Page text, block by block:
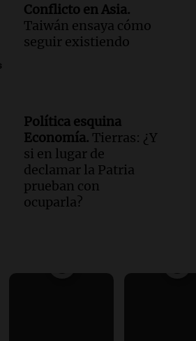
Conflicto en Asia.
Taiwán ensaya cómo
seguir existiendo
Política esquina
Economía. Tierras: ¿Y
si en lugar de
declamar la Patria
prueban con
ocuparla?